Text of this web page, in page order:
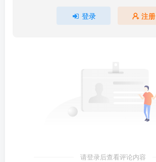
登录 注册
请登录后查看评论内容